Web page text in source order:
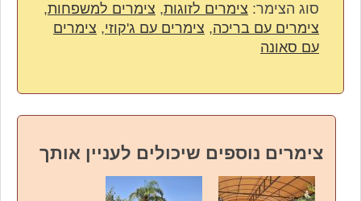
סוג הצימר: צימרים לזוגות, צימרים למשפחות,
צימרים עם בריכה, צימרים עם ג'קוזי, צימרים
עם סאונה
צימרים נוספים שיכולים לעניין אותך